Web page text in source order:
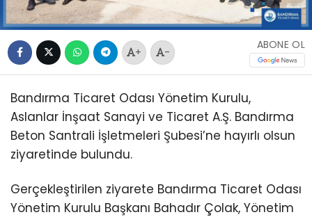
+ -
ABONE OL
Bandırma Ticaret Odası Yönetim Kurulu,
Aslanlar İnşaat Sanayi ve Ticaret A.Ş. Bandırma
Beton Santrali İşletmeleri Şubesi’ne hayırlı olsun
ziyaretinde bulundu.
Gerçekleştirilen ziyarete Bandırma Ticaret Odası
Yönetim Kurulu Başkanı Bahadır Çolak, Yönetim